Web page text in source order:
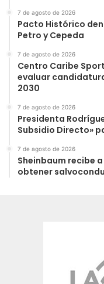
7 de agosto de 2026
Pacto Histórico
Petro y Cepeda
7 de agosto de 2026
Centro Caribe
evaluar
2030
7 de agosto de 2026
Presidenta
Subsidio Directo»
7 de agosto de 2026
Sheinbaum recibe
obtener